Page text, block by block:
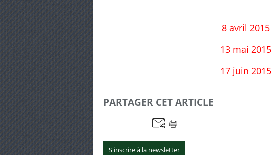
8 avril 2015
13 mai 2015
17 juin 2015
PARTAGER CET ARTICLE
S'inscrire à la newsletter